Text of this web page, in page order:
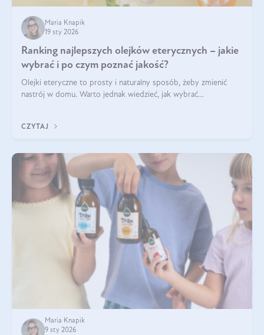
Maria Knapik
19 sty 2026
Ranking najlepszych olejków eterycznych – jakie
wybrać i po czym poznać jakość?
Olejki eteryczne to prosty i naturalny sposób, żeby zmienić
nastrój w domu. Warto jednak wiedzieć, jak wybrać
kryteria wyboru!
CZYTAJ
Maria Knapik
9 sty 2026